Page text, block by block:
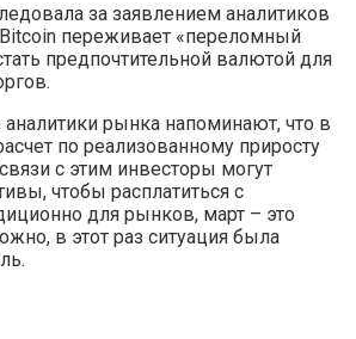
за заявлением аналитиков
Bitcoin переживает «переломный
предпочтительной валютой для
рынка напоминают, что в
по реализованному приросту
с этим инвесторы могут
чтобы расплатиться с
для рынков, март – это
в этот раз ситуация была